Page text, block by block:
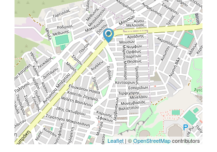
Leaflet | ©OpenStreetMapcontributors